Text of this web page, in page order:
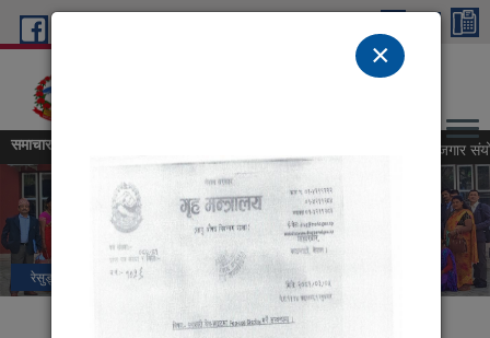
Skip to main content
रेसुङ्गा नगरपालिका,नगर कार्यपालिकाको कार्यालय
समाचार सेवा करारमा कर्मचारी पदपूर्ति गर्ने सम्बन्धी सूचना (पदः रोजगार संयोजक,
रेसुङ्गा नगरपालिकाका नव-निर्वाचित जनप्रतिनिधिहरु(दोस्रो कार्यकाल)।
×